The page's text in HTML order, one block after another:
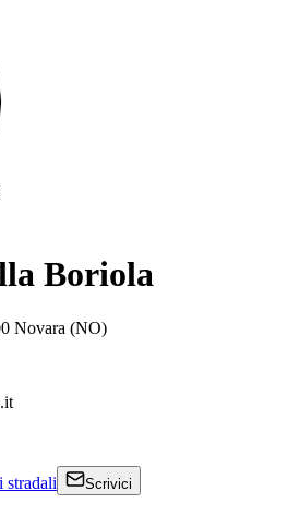
Boriola
Novara (NO)
stradali Scrivici